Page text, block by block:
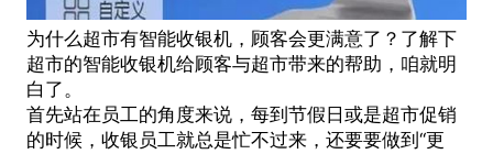
为什么超市有智能收银机，顾客会更满意了？了解下
超市的智能收银机给顾客与超市带来的帮助，咱就明
白了。
首先站在员工的角度来说，每到节假日或是超市促销
的时候，收银员工就总是忙不过来，还要要做到“更